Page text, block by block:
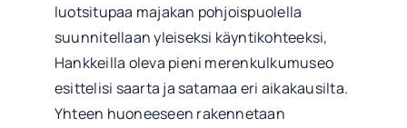
luotsitupaa majakan pohjoispuolella
suunnitellaan yleiseksi käyntikohteeksi,
Hankkeilla oleva pieni merenkulkumuseo
esittelisi saarta ja satamaa eri aikakausilta.
Yhteen huoneeseen rakennetaan